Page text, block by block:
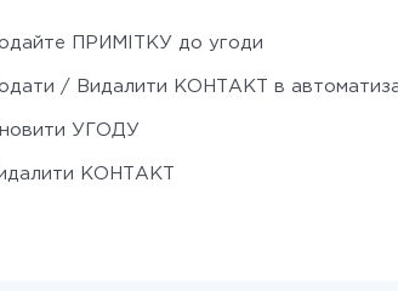
ПРИМІТКУ до угоди
/ Видалити КОНТАКТ в
УГОДУ
КОНТАКТ